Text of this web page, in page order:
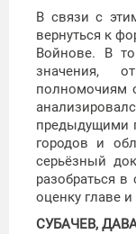
В связи с
вернуться к
Войнове. В
значения,
полномочиям
предыдущими
городов и
серьёзный
разобраться
оценку главе
СУБАЧЕВ,